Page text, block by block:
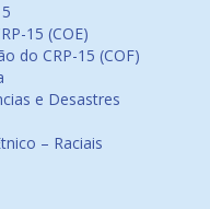
15 (COE)
do CRP-15 (COF)
e Desastres
– Raciais